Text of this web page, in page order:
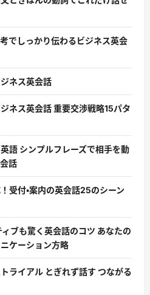
でしっかり伝わるビジネス英会
ネス英会話
ネス英会話 重要交渉戦略15パタ
語 シンプルフレーズで相手を動
話
受付・案内の英会話25のシーン
ィブも驚く英会話のコツ あなたの
ケーション方略
ライアル とぎれず話す つながる